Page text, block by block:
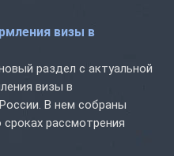
визы в
раздел с актуальной
визы в
В нем собраны
рассмотрения